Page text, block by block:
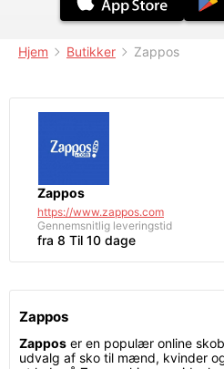
Hjem Butikker Zappos
Zappos
https://www.zappos.com
Gennemsnitlig leveringstid
fra 8 Til 10 dage
Zappos
Zappos er en populær online
udvalg af sko til mænd, kvinder